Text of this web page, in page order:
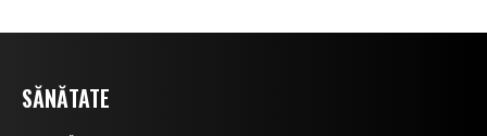
SĂNĂTATE